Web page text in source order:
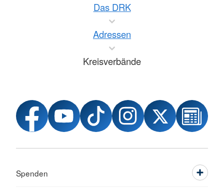
Das DRK
Adressen
Kreisverbände
Spenden